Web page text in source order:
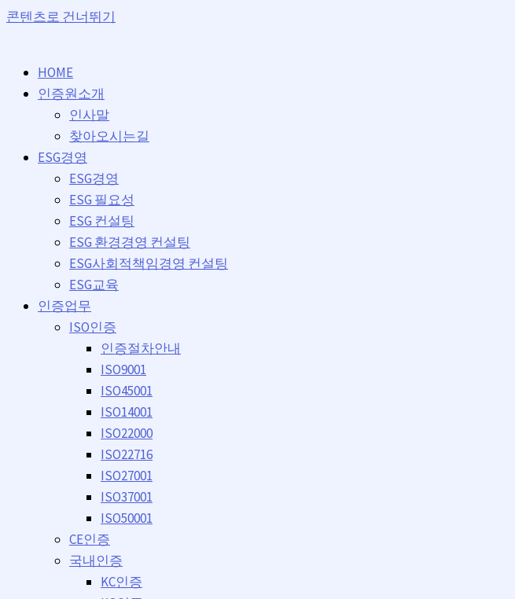
콘텐츠로 건너뛰기
HOME
인증원소개
인사말
찾아오시는길
ESG경영
ESG경영
ESG 필요성
ESG 컨설팅
ESG 환경경영 컨설팅
ESG사회적책임경영 컨설팅
ESG교육
인증업무
ISO인증
인증절차안내
ISO9001
ISO45001
ISO14001
ISO22000
ISO22716
ISO27001
ISO37001
ISO50001
CE인증
국내인증
KC인증